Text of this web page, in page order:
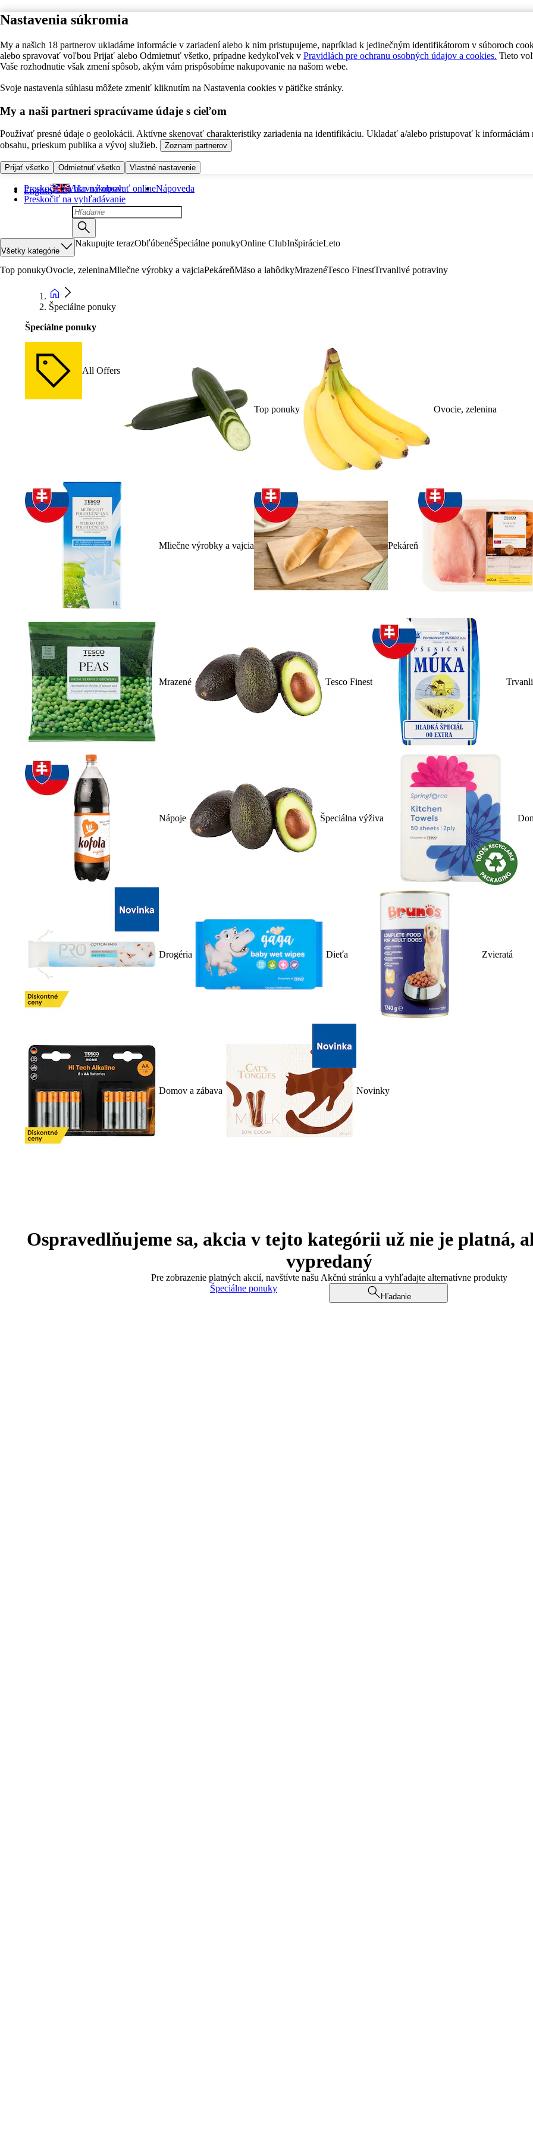
Nastavenia súkromia
My a našich 18 partnerov ukladáme informácie v zariadení alebo k nim pristupujeme, napríklad k jedinečným identifikátorom v súboroch
alebo spravovať voľbou Prijať alebo Odmietnuť všetko, prípadne kedykoľvek v Pravidlách pre ochranu osobných údajov a cookies. Tieto
Vaše rozhodnutie však zmení spôsob, akým vám prispôsobíme nakupovanie na našom webe.
Svoje nastavenia súhlasu môžete zmeniť kliknutím na Nastavenia cookies v pätičke stránky.
My a naši partneri spracúvame údaje s cieľom
Používať presné údaje o geolokácii. Aktívne skenovať charakteristiky zariadenia na identifikáciu. Ukladať a/alebo pristupovať k informáciám
obsahu, prieskum publika a vývoj služieb.
Zoznam partnerov
Prijať všetko Odmietnuť všetko Vlastné nastavenie
Preskočiť na hlavný obsah
Preskočiť na vyhľadávanie
English Ako nakupovať onlineNápoveda
Všetky kategórie
Nakupujte terazObľúbenéŠpeciálne ponukyOnline ClubInšpirácieLeto
Top ponukyOvocie, zeleninaMliečne výrobky a vajciaPekáreňMäso a lahôdkyMrazenéTesco FinestTrvanlivé potraviny
Špeciálne ponuky
Špeciálne ponuky
All Offers
Top ponuky Ovocie, zelenina
Mliečne výrobky a vajcia Pekáreň
Mrazené Tesco Finest
Nápoje Špeciálna výživa
Drogéria Dieťa Zvieratá
Domov a zábava Novinky
Ospravedlňujeme sa, akcia v tejto kategórii už nie je platná,
vypredaný
Pre zobrazenie platných akcií, navštívte našu Akčnú stránku a vyhľadajte alternatívne produkty
Špeciálne ponuky
Hľadanie